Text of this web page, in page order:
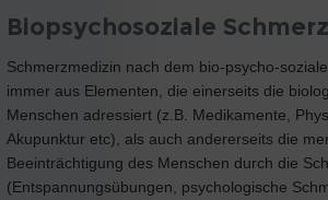
Biopsychosoziale
Schmerzmedizin nach dem bio-psycho-
immer aus Elementen, die einerseits die
Menschen adressiert (z.B. Medikamente,
Akupunktur etc), als auch andererseits die
Beeinträchtigung des Menschen durch die
(Entspannungsübungen, psychologische